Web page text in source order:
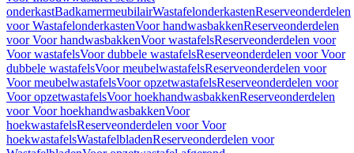
onderkastBadkamermeubilairWastafelonderkastenReserveonderdelen
voor WastafelonderkastenVoor handwasbakkenReserveonderdelen
voor Voor handwasbakkenVoor wastafelsReserveonderdelen voor
Voor wastafelsVoor dubbele wastafelsReserveonderdelen voor Voor
dubbele wastafelsVoor meubelwastafelsReserveonderdelen voor
Voor meubelwastafelsVoor opzetwastafelsReserveonderdelen voor
Voor opzetwastafelsVoor hoekhandwasbakkenReserveonderdelen
voor Voor hoekhandwasbakkenVoor
hoekwastafelsReserveonderdelen voor Voor
hoekwastafelsWastafelbladenReserveonderdelen voor